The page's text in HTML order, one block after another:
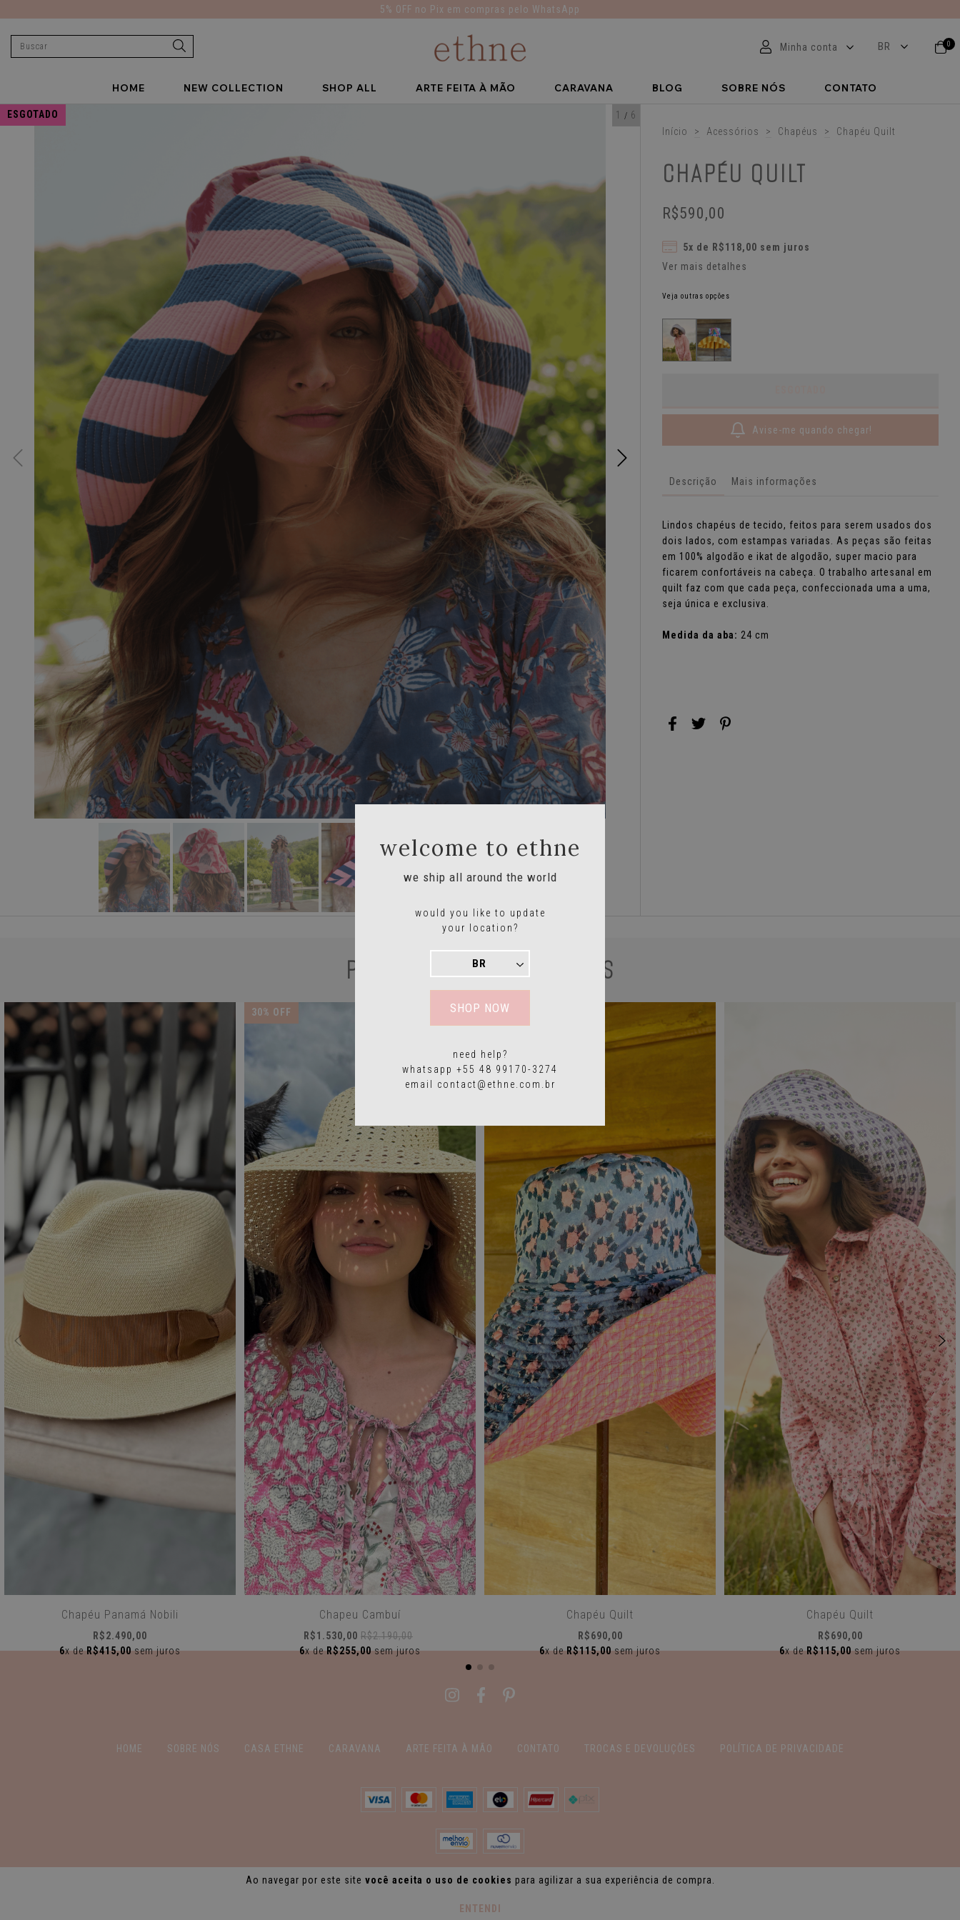
5% OFF no Pix em compras pelo WhatsApp
Minha conta 0
HOME NEW COLLECTION SHOP ALL ARTE FEITA À MÃO CARAVANA BLOG SOBRE NÓS CONTATO
Ao navegar por este site você aceita o uso de cookies para agilizar a sua experiência de compra.
ENTENDI
welcome to ethne
we ship all around the world
would you like to update
your location?
SHOP NOW
need help?
whatsapp +55 48 99170-3274
email contact@ethne.com.br
ESGOTADO 1 / 6
Início
> Acessórios > Chapéus > Chapéu Quilt
CHAPÉU QUILT
R$590,00
5x de R$118,00 sem juros
Ver mais detalhes
Veja outras opções
Avise-me quando chegar!
Descrição Mais informações
Lindos chapéus de tecido, feitos para serem usados dos
dois lados, com estampas variadas. As peças são feitas
em 100% algodão e ikat de algodão, super macio para
ficarem confortáveis na cabeça. O trabalho artesanal em
quilt faz com que cada peça, confeccionada uma a uma,
seja única e exclusiva.
Medida da aba: 24 cm
PRODUTOS RELACIONADOS
Chapéu Panamá Nobili
R$2.490,00
6x deR$415,00sem juros
30% OFF
Chapeu Cambuí
R$1.530,00 R$2.190,00
6x deR$255,00sem juros
Chapéu Quilt
R$690,00
6x deR$115,00sem juros
Chapéu Quilt
R$690,00
6x deR$115,00sem juros
HOME SOBRE NÓS CASA ETHNE CARAVANA ARTE FEITA À MÃO CONTATO TROCAS E DEVOLUÇÕES POLÍTICA DE PRIVACIDADE
© Copyright ethne - 07889956000135 - 2026